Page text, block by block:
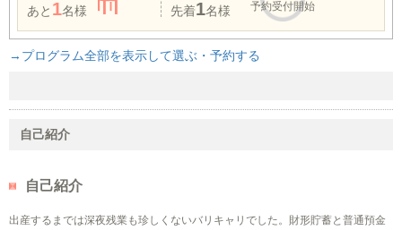
あと 1名様
先着1名様
予約受付開始
→プログラム全部を表示して選ぶ・予約する
自己紹介
自己紹介
出産するまでは深夜残業も珍しくないバリキャリでした。財形貯蓄と普通預金